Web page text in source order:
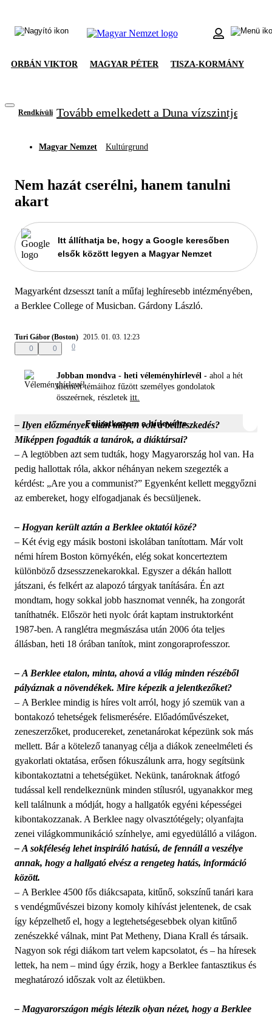
ORBÁN VIKTOR MAGYAR PÉTER TISZA-KORMÁNY
Rendkívüli Tovább emelkedett a Duna vízszintje,
Magyar Nemzet Kultúrgrund
Nem hazát cserélni, hanem tanulni
akart
Itt állíthatja be, hogy a Google keresőben
elsők között legyen a Magyar Nemzet
Magyarként dzsesszt tanít a műfaj leghíresebb intézményében,
a Berklee College of Musicban. Gárdony László.
Turi Gábor (Boston) 2015. 01. 03. 12:23
0
0 0
Jobban mondva - heti véleményhírlevél - ahol a hét
kiemelt témáihoz fűzött személyes gondolatok
összeérnek, részletek itt.
Feliratkozom a hírlevélre
– Ilyen előzmények után milyen volt a beilleszkedés?
Miképpen fogadták a tanárok, a diáktársai?
– A legtöbben azt sem tudták, hogy Magyarország hol van. Ha
pedig hallottak róla, akkor néhányan nekem szegezték a
kérdést: „Are you a communist?” Egyenként kellett meggyőzni
az embereket, hogy elfogadjanak és becsüljenek.
– Hogyan került aztán a Berklee oktatói közé?
– Két évig egy másik bostoni iskolában tanítottam. Már volt
némi hírem Boston környékén, elég sokat koncerteztem
különböző dzsesszzenekarokkal. Egyszer a dékán hallott
játszani, és felkért az alapozó tárgyak tanítására. Én azt
mondtam, hogy sokkal jobb hasznomat vennék, ha zongorát
taníthatnék. Először heti nyolc órát kaptam instruktorként
1987-ben. A ranglétra megmászása után 2006 óta teljes
állásban, heti 18 órában tanítok, mint zongoraprofesszor.
– A Berklee etalon, minta, ahová a világ minden részéből
pályáznak a növendékek. Mire képezik a jelentkezőket?
– A Berklee mindig is híres volt arról, hogy jó szemük van a
bontakozó tehetségek felismerésére. Előadóművészeket,
zeneszerzőket, producereket, zenetanárokat képezünk sok más
mellett. Bár a kötelező tananyag célja a diákok zeneelméleti és
gyakorlati oktatása, erősen fókuszálunk arra, hogy segítsünk
kibontakoztatni a tehetségüket. Nekünk, tanároknak átfogó
tudással kell rendelkeznünk minden stílusról, ugyanakkor meg
kell találnunk a módját, hogy a hallgatók egyéni képességei
kibontakozzanak. A Berklee nagy olvasztótégely; olyanfajta
zenei világkommunikáció színhelye, ami egyedülálló a világon.
– A sokféleség lehet inspiráló hatású, de fennáll a veszélye
annak, hogy a hallgató elvész a rengeteg hatás, információ
között.
– A Berklee 4500 fős diákcsapata, kitűnő, sokszínű tanári kara
s vendégművészei bizony komoly kihívást jelentenek, de csak
így képzelhető el, hogy a legtehetségesebbek olyan kitűnő
zenészekké válnak, mint Pat Metheny, Diana Krall és társaik.
Nagyon sok régi diákom tart velem kapcsolatot, és – ha híresek
lettek, ha nem – mind úgy érzik, hogy a Berklee fantasztikus és
meghatározó időszak volt az életükben.
– Magyarországon mégis létezik olyan nézet, hogy a Berklee